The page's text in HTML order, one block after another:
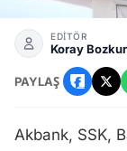
Akbank emekli
EDİTÖR
Koray
PAYLAŞ
Akbank, SSK,